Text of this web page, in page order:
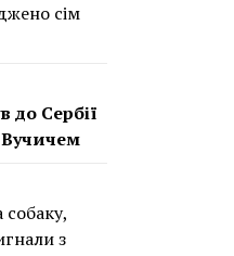
сім
до Сербії
Вучичем
з